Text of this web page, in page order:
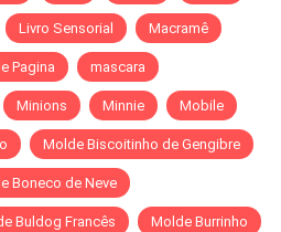
Livro Sensorial Macramê
Pagina mascara
Minions Minnie Mobile
Molde Biscoitinho de Gengibre
Boneco de Neve
Buldog Francês Molde Burrinho